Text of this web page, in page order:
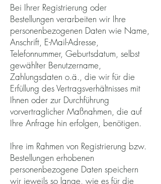
Bei Ihrer Registrierung oder
Bestellungen verarbeiten wir Ihre
personenbezogenen Daten wie Name,
Anschrift, E-Mail-Adresse,
Telefonnummer, Geburtsdatum, selbst
gewählter Benutzername,
Zahlungsdaten o.ä., die wir für die
Erfüllung des Vertragsverhältnisses mit
Ihnen oder zur Durchführung
vorvertraglicher Maßnahmen, die auf
Ihre Anfrage hin erfolgen, benötigen.
Ihre im Rahmen von Registrierung bzw.
Bestellungen erhobenen
personenbezogene Daten speichern
wir jeweils so lange, wie es für die